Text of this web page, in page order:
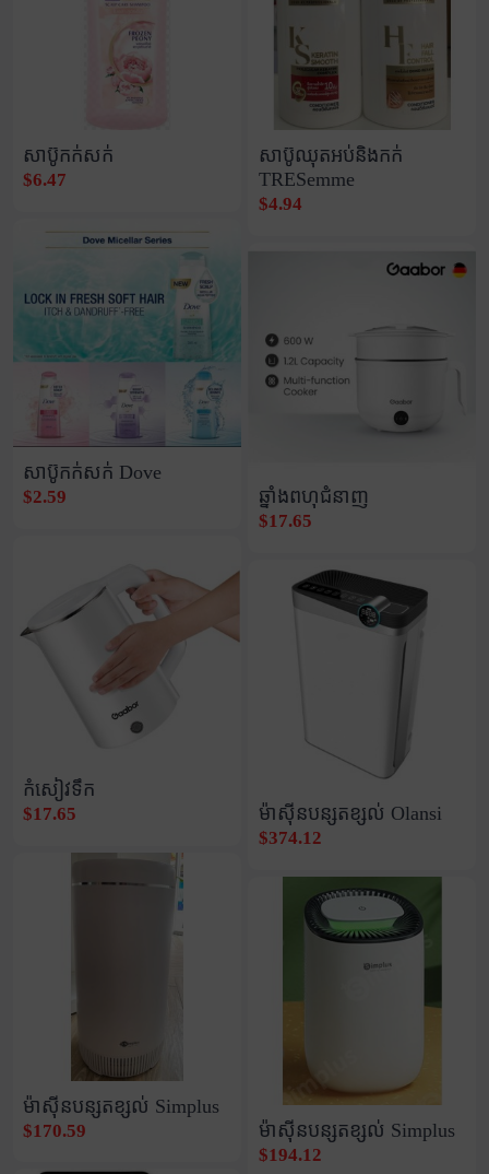
សាប៊ូកក់សក់
$6.47
សាប៊ូកក់សក់ Dove
$2.59
កំសៀវទឹក
$17.65
ម៉ាស៊ីនបន្សុតខ្សល់ Simplus
$170.59
សាប៊ូឈុតអប់និងកក់
TRESemme
$4.94
ឆ្នាំងពហុជំនាញ
$17.65
ម៉ាស៊ីនបន្សុតខ្សល់ Olansi
$374.12
ម៉ាស៊ីនបន្សុតខ្សល់ Simplus
$194.12